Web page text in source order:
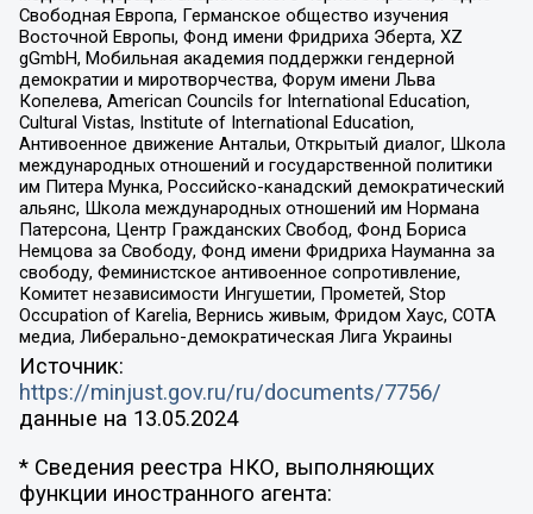
Свободная Европа, Германское общество изучения
Восточной Европы, Фонд имени Фридриха Эберта, XZ
gGmbH, Мобильная академия поддержки гендерной
демократии и миротворчества, Форум имени Льва
Копелева, American Councils for International Education,
Cultural Vistas, Institute of International Education,
Антивоенное движение Антальи, Открытый диалог, Школа
международных отношений и государственной политики
им Питера Мунка, Российско-канадский демократический
альянс, Школа международных отношений им Нормана
Патерсона, Центр Гражданских Свобод, Фонд Бориса
Немцова за Свободу, Фонд имени Фридриха Науманна за
свободу, Феминистское антивоенное сопротивление,
Комитет независимости Ингушетии, Прометей, Stop
Occupation of Karelia, Вернись живым, Фридом Хаус, СОТА
медиа, Либерально-демократическая Лига Украины
Источник:
https://minjust.gov.ru/ru/documents/7756/
данные на 13.05.2024
* Сведения реестра НКО, выполняющих
функции иностранного агента: